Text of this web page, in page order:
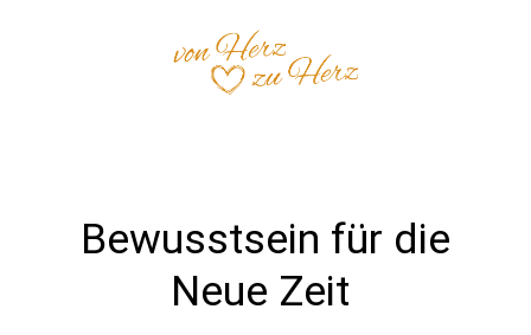
Bewusstsein für die
Neue Zeit